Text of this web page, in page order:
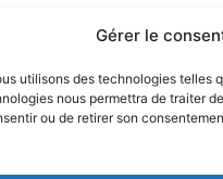
Gérer le
utilisons des technologies
nous permettra de traiter
ou de retirer son